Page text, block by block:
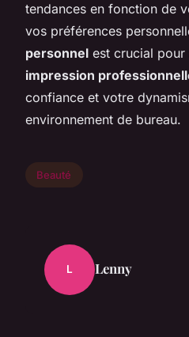
tendances en fonction de
vos préférences
personnel est crucial pour
impression
confiance et votre
environnement de bureau.
Beauté
L Lenny